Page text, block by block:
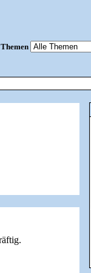
Themen